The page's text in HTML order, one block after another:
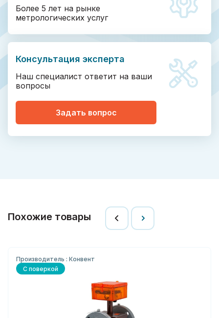
Более 5 лет на рынке
метрологических услуг
Консультация эксперта
Наш специалист ответит на ваши
вопросы
Задать вопрос
Похожие товары
Производитель : Конвент
С поверкой